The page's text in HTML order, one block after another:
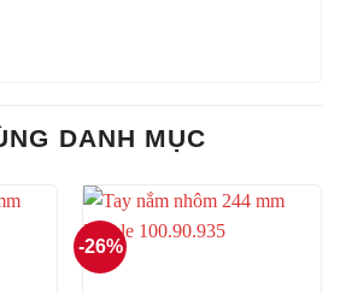
DANH MỤC
-26%